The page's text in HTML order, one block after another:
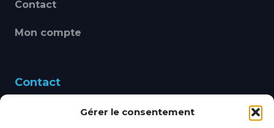
Gérer le consentement
Contact
Mon compte
Contact
460 Avenue Alain Le